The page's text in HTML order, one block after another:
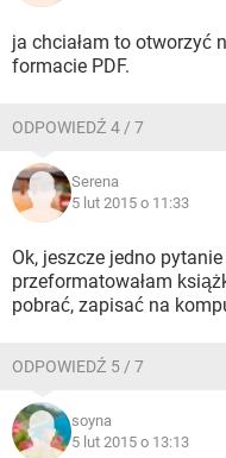
ja chciałam to otworzyć
formacie PDF.
ODPOWIEDŹ 4 / 7
Serena
5 lut 2015 o 11:33
Ok, jeszcze jedno
przeformatowałam
pobrać, zapisać na
ODPOWIEDŹ 5 / 7
soyna
5 lut 2015 o 13:13